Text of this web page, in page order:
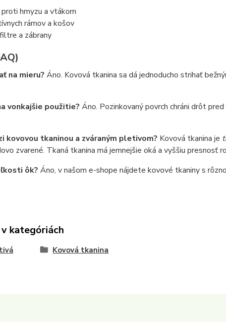
hmyzu a vtákom
rámov a košov
a zábrany
na mieru? Áno. Kovová tkanina sa dá jednoducho strihať
vonkajšie použitie? Áno. Pozinkovaný povrch chráni drôt
kovovou tkaninou a zváraným pletivom? Kovová tkanina je
zvarené. Tkaná tkanina má jemnejšie oká a vyššiu presnosť
ôk? Áno, v našom e-shope nájdete kovové tkaniny s
kategóriách
Kovová tkanina